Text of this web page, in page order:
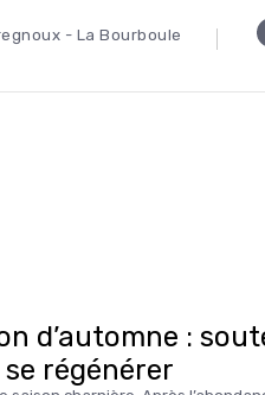
- La Bourboule
d’automne :
régénérer